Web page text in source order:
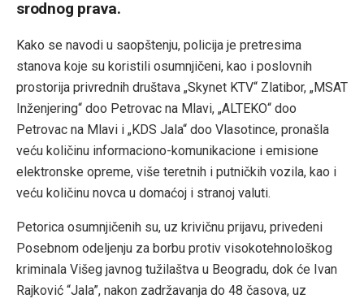
srodnog prava.
Kako se navodi u saopštenju, policija je pretresima
stanova koje su koristili osumnjičeni, kao i poslovnih
prostorija privrednih društava „Skynet KTV“ Zlatibor, „MSAT
Inženjering“ doo Petrovac na Mlavi, „ALTEKO“ doo
Petrovac na Mlavi i „KDS Jala“ doo Vlasotince, pronašla
veću količinu informaciono-komunikacione i emisione
elektronske opreme, više teretnih i putničkih vozila, kao i
veću količinu novca u domaćoj i stranoj valuti.
Petorica osumnjičenih su, uz krivičnu prijavu, privedeni
Posebnom odeljenju za borbu protiv visokotehnološkog
kriminala Višeg javnog tužilaštva u Beogradu, dok će Ivan
Rajković “Jala”, nakon zadržavanja do 48 časova, uz